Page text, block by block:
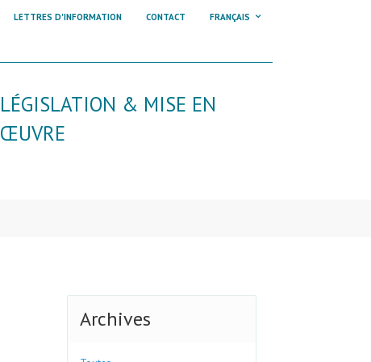
LETTRES D'INFORMATION CONTACT FRANÇAIS
LÉGISLATION & MISE EN
ŒUVRE
Archives